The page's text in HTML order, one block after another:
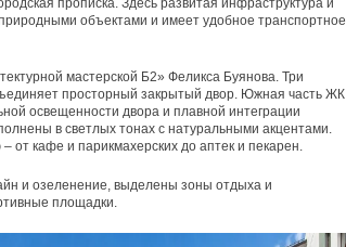
прописка. Здесь развитая инфраструктура и
объектами и имеет удобное транспортное
мастерской Б2» Феликса Буянова. Три
просторный закрытый двор. Южная часть ЖК
освещенности двора и плавной интеграции
в светлых тонах с натуральными акцентами.
кафе и парикмахерских до аптек и пекарен.
и озеленение, выделены зоны отдыха и
площадки.